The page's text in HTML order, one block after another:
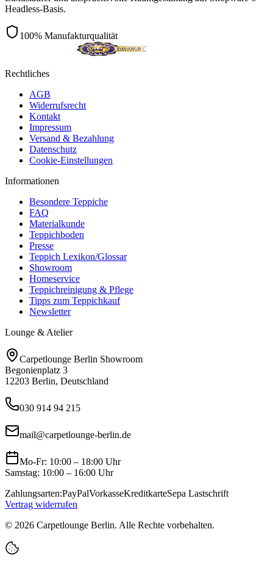
Headless-Basis.
100% Manufakturqualität
Rechtliches
AGB
Widerrufsrecht
Kontakt
Impressum
Versand & Bezahlung
Datenschutz
Cookie-Einstellungen
Informationen
Besondere Teppiche
FAQ
Materialkunde
Teppichboden
Presse
Teppich Lexikon/Glossar
Showroom
Homeservice
Teppichreinigung & Pflege
Tipps zum Teppichkauf
Newsletter
Lounge & Atelier
Carpetlounge Berlin Showroom
Begonienplatz 3
12203 Berlin, Deutschland
030 914 94 215
mail@carpetlounge-berlin.de
Mo-Fr: 10:00 – 18:00 Uhr
Samstag: 10:00 – 16:00 Uhr
Zahlungsarten:PayPalVorkasseKreditkarteSepa Lastschrift
Vertrag widerrufen
© 2026 Carpetlounge Berlin. Alle Rechte vorbehalten.